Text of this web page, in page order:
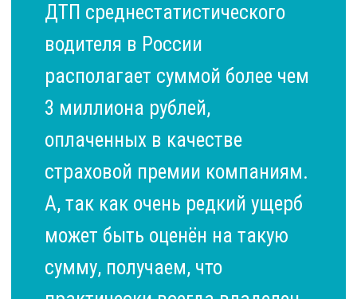
ДТП среднестатистического
водителя в России
располагает суммой более чем
3 миллиона рублей,
оплаченных в качестве
страховой премии компаниям.
А, так как очень редкий ущерб
может быть оценён на такую
сумму, получаем, что